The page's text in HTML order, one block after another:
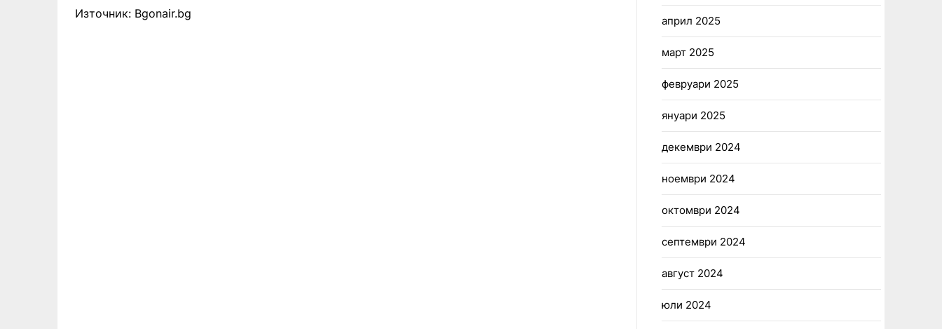
Източник: Bgonair.bg
април 2025
март 2025
февруари 2025
януари 2025
декември 2024
ноември 2024
октомври 2024
септември 2024
август 2024
юли 2024